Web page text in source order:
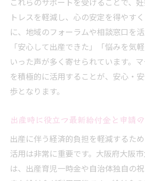
トレスを軽減し、心の安定を得やす
に、地域のフォーラムや相談窓口を
「安心して出産できた」「悩みを気
いった声が多く寄せられています。
を積極的に活用することが、安心・
歩となります。
出産時に役立つ最新給付金と申請
出産に伴う経済的負担を軽減するた
活用は非常に重要です。大阪府大阪
は、出産育児一時金や自治体独自の